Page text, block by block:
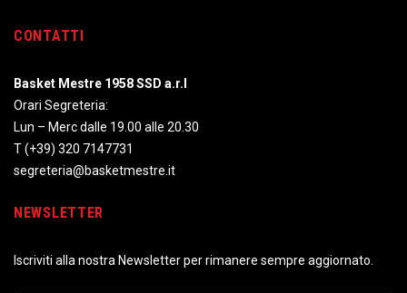
CONTATTI
Basket Mestre 1958 SSD a.r.l
Orari Segreteria:
Lun – Merc dalle 19.00 alle 20.30
T(+39) 320 7147731
segreteria@basketmestre.it
NEWSLETTER
Iscriviti alla nostra Newsletter per rimanere sempre aggiornato.